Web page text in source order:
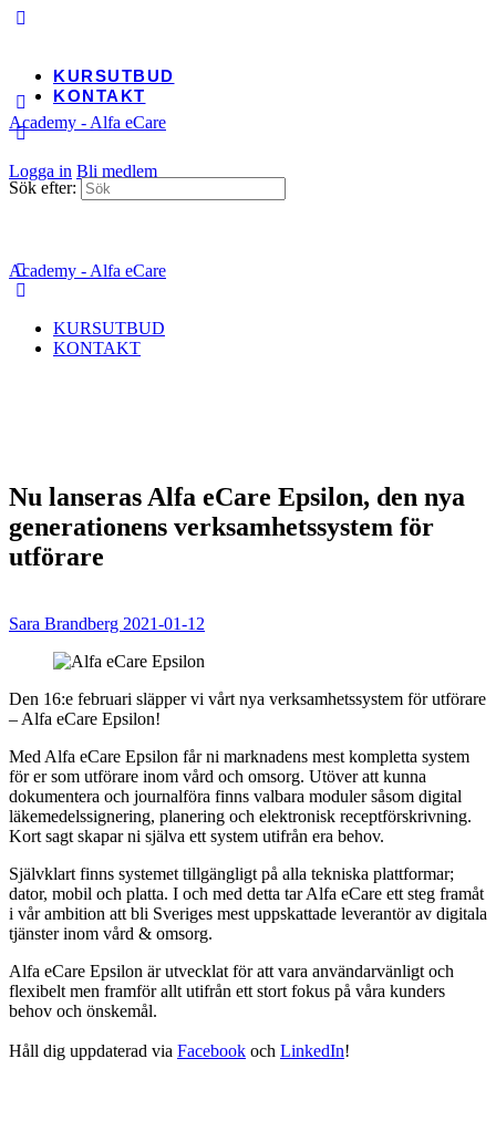
KURSUTBUD
KONTAKT
Logga in Bli medlem
Academy - Alfa eCare
Sök efter:
Academy - Alfa eCare
KURSUTBUD
KONTAKT
Nu lanseras Alfa eCare Epsilon, den nya
generationens verksamhetssystem för
utförare
Sara Brandberg 2021-01-12
Den 16:e februari släpper vi vårt nya verksamhetssystem för utförare
– Alfa eCare Epsilon!
Med Alfa eCare Epsilon får ni marknadens mest kompletta system
för er som utförare inom vård och omsorg. Utöver att kunna
dokumentera och journalföra finns valbara moduler såsom digital
läkemedelssignering, planering och elektronisk receptförskrivning.
Kort sagt skapar ni själva ett system utifrån era behov.
Självklart finns systemet tillgängligt på alla tekniska plattformar;
dator, mobil och platta. I och med detta tar Alfa eCare ett steg framåt
i vår ambition att bli Sveriges mest uppskattade leverantör av digitala
tjänster inom vård & omsorg.
Alfa eCare Epsilon är utvecklat för att vara användarvänligt och
flexibelt men framför allt utifrån ett stort fokus på våra kunders
behov och önskemål.
Håll dig uppdaterad via Facebook och LinkedIn!